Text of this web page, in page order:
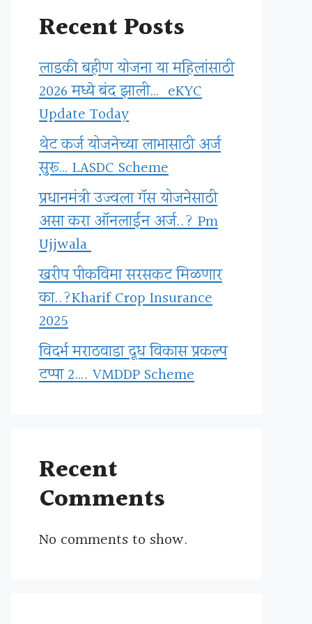
Recent Posts
लाडकी बहीण योजना या महिलांसाठी
2026 मध्ये बंद झाली… eKYC
Update Today
थेट कर्ज योजनेच्या लाभासाठी अर्ज
सुरू… LASDC Scheme
प्रधानमंत्री उज्वला गॅस योजनेसाठी
असा करा ऑनलाईन अर्ज..? Pm
Ujjwala
खरीप पीकविमा सरसकट मिळणार
का..?Kharif Crop Insurance
2025
विदर्भ मराठवाडा दूध विकास प्रकल्प
टप्पा 2…. VMDDP Scheme
Recent
Comments
No comments to show.